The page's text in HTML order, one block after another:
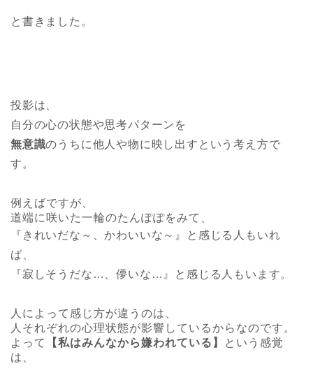
と書きました。
投影は、
自分の心の状態や思考パターンを
無意識のうちに他人や物に映し出すという考え方で
す。
例えばですが、
道端に咲いた一輪のたんぽぽをみて、
『きれいだな～、かわいいな～』と感じる人もいれ
ば、
『寂しそうだな…、儚いな…』と感じる人もいます。
人によって感じ方が違うのは、
人それぞれの心理状態が影響しているからなのです。
よって
【私はみんなから嫌われている】
という感覚
は、